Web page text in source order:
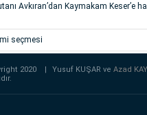
Avkıran’dan Kaymakam Keser’e
seçmesi
2020 | Yusuf KUŞAR veAzad